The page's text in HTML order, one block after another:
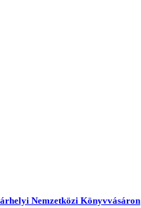
Nemzetközi Könyvvásáron